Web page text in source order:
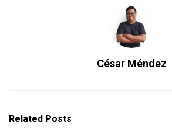
César Méndez
Related Posts